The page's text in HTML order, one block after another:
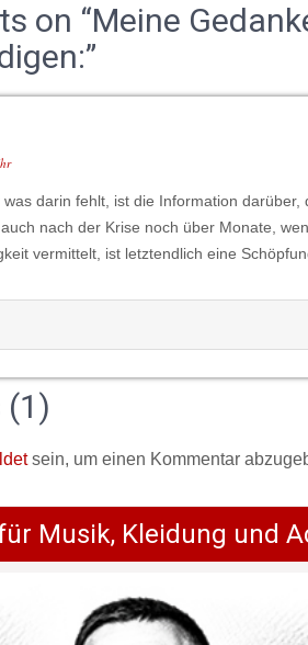
on “Meine
darin fehlt, ist die Information
nach der Krise noch über Monate,
vermittelt, ist letztendlich eine
(1)
sein, um einen Kommentar
Musik, Kleidung und